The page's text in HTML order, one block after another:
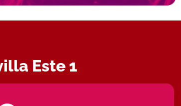
Este 1